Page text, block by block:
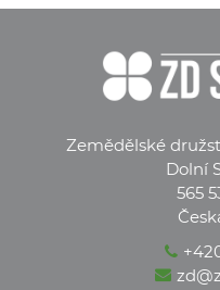
Zemědělské
Dolní
565